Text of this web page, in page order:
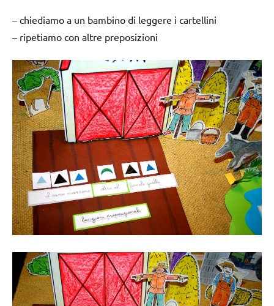
– chiediamo a un bambino di leggere i cartellini
– ripetiamo con altre preposizioni